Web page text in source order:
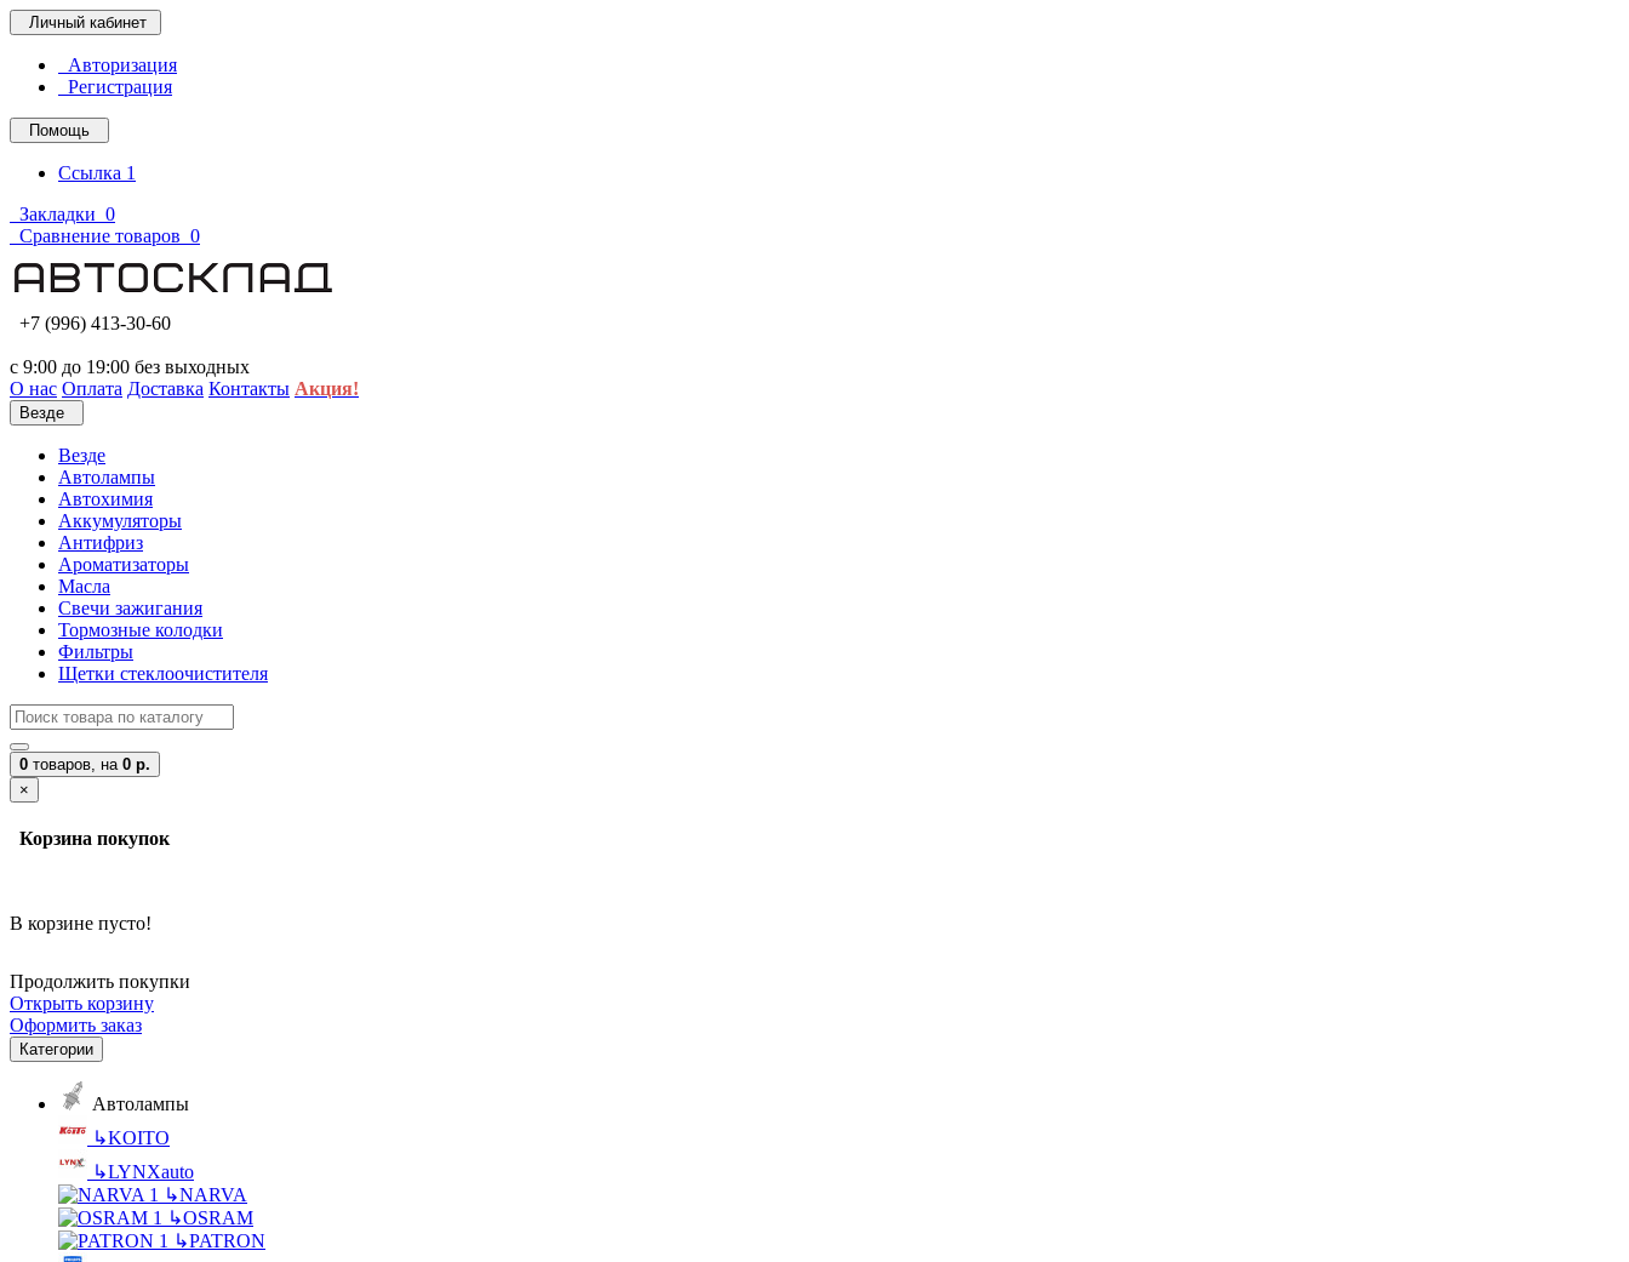
Личный кабинет
Авторизация
Регистрация
Помощь
Ссылка 1
Закладки 0
Сравнение товаров 0
+7 (996) 413-30-60
с 9:00 до 19:00 без выходных
О нас Оплата Доставка Контакты Акция!
Везде
Везде
Автолампы
Автохимия
Аккумуляторы
Антифриз
Ароматизаторы
Масла
Свечи зажигания
Тормозные колодки
Фильтры
Щетки стеклоочистителя
0 товаров, на 0 р.
×
Корзина покупок
В корзине пусто!
Продолжить покупки
Открыть корзину
Оформить заказ
Категории
Автолампы
↳KOITO
↳LYNXauto
↳NARVA
↳OSRAM
↳PATRON